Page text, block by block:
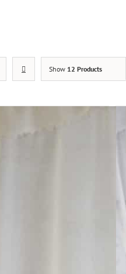
Show 12 Products